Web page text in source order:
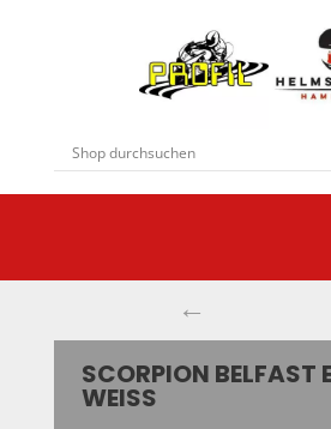
←
SCORPION BELFAST
WEISS